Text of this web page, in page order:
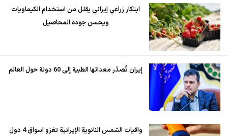
ابتكار زراعي إيراني يقلل من استخدام الكيماويات
ويحسن جودة المحاصيل
إيران تُصدّر معداتها الطبية إلى 60 دولة حول العالم
واقيات الشمس النانوية الإيرانية تغزو اسواق 4 دول